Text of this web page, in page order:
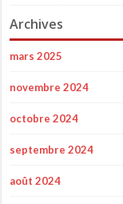
Archives
mars 2025
novembre 2024
octobre 2024
septembre 2024
août 2024